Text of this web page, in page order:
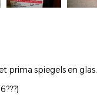
prima spiegels en glas.